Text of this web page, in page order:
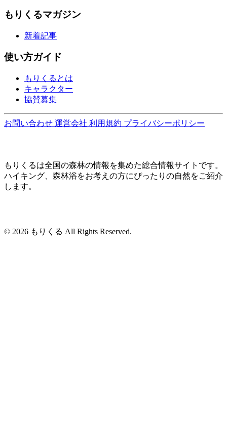
もりくるマガジン
新着記事
使い方ガイド
もりくるとは
キャラクター
協賛募集
お問い合わせ 運営会社 利用規約 プライバシーポリシー
もりくるは全国の森林の情報を集めた総合情報サイトです。
ハイキング、森林浴をお考えの方にぴったりの自然をご紹介
します。
© 2026 もりくる All Rights Reserved.